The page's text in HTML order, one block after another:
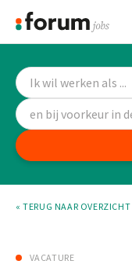
« TERUG NAAR OVERZICHT
VACATURE